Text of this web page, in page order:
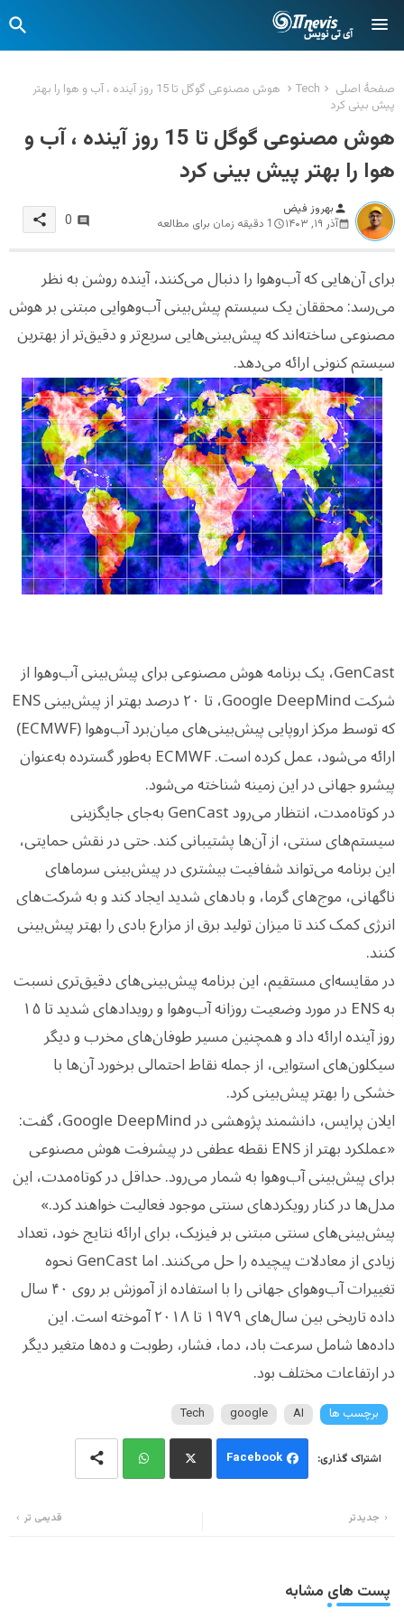
صفحهٔ اصلی Tech
هوش مصنوعی گوگل تا 15 روز آینده ، آب و هوا را بهتر
پیش بینی کرد
هوش مصنوعی گوگل تا 15 روز آینده ، آب و
هوا را بهتر پیش بینی کرد
person بهروز فیض
آذر ۱۹, ۱۴۰۳
1 دقیقه زمان برای مطالعه 0
share
برای آن‌هایی که آب‌وهوا را دنبال می‌کنند، آینده روشن به نظر
می‌رسد: محققان یک سیستم پیش‌بینی آب‌وهوایی مبتنی بر هوش
مصنوعی ساخته‌اند که پیش‌بینی‌هایی سریع‌تر و دقیق‌تر از بهترین
سیستم کنونی ارائه می‌دهد.
GenCast، یک برنامه هوش مصنوعی برای پیش‌بینی آب‌وهوا از
شرکت Google DeepMind، تا ۲۰ درصد بهتر از پیش‌بینی ENS
که توسط مرکز اروپایی پیش‌بینی‌های میان‌برد آب‌وهوا (ECMWF)
ارائه می‌شود، عمل کرده است. ECMWF به‌طور گسترده به‌عنوان
پیشرو جهانی در این زمینه شناخته می‌شود.
در کوتاه‌مدت، انتظار می‌رود GenCast به‌جای جایگزینی
سیستم‌های سنتی، از آن‌ها پشتیبانی کند. حتی در نقش حمایتی،
این برنامه می‌تواند شفافیت بیشتری در پیش‌بینی سرماهای
ناگهانی، موج‌های گرما، و بادهای شدید ایجاد کند و به شرکت‌های
انرژی کمک کند تا میزان تولید برق از مزارع بادی را بهتر پیش‌بینی
کنند.
در مقایسه‌ای مستقیم، این برنامه پیش‌بینی‌های دقیق‌تری نسبت
به ENS در مورد وضعیت روزانه آب‌وهوا و رویدادهای شدید تا ۱۵
روز آینده ارائه داد و همچنین مسیر طوفان‌های مخرب و دیگر
سیکلون‌های استوایی، از جمله نقاط احتمالی برخورد آن‌ها با
خشکی را بهتر پیش‌بینی کرد.
ایلان پرایس، دانشمند پژوهشی در Google DeepMind، گفت:
«عملکرد بهتر از ENS نقطه عطفی در پیشرفت هوش مصنوعی
برای پیش‌بینی آب‌وهوا به شمار می‌رود. حداقل در کوتاه‌مدت، این
مدل‌ها در کنار رویکردهای سنتی موجود فعالیت خواهند کرد.»
پیش‌بینی‌های سنتی مبتنی بر فیزیک، برای ارائه نتایج خود، تعداد
زیادی از معادلات پیچیده را حل می‌کنند. اما GenCast نحوه
تغییرات آب‌وهوای جهانی را با استفاده از آموزش بر روی ۴۰ سال
داده تاریخی بین سال‌های ۱۹۷۹ تا ۲۰۱۸ آموخته است. این
داده‌ها شامل سرعت باد، دما، فشار، رطوبت و ده‌ها متغیر دیگر
در ارتفاعات مختلف بود.
برچسب ها AI
google
Tech
Facebook
جدیدتر قدیمی تر
پست های مشابه